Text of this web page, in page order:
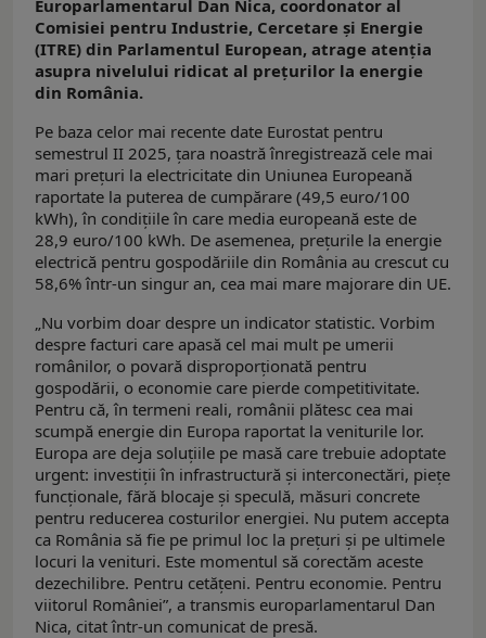
Europarlamentarul Dan Nica, coordonator al
Comisiei pentru Industrie, Cercetare și Energie
(ITRE) din Parlamentul European, atrage atenția
asupra nivelului ridicat al prețurilor la energie
din România.
Pe baza celor mai recente date Eurostat pentru
semestrul II 2025, țara noastră înregistrează cele mai
mari prețuri la electricitate din Uniunea Europeană
raportate la puterea de cumpărare (49,5 euro/100
kWh), în condițiile în care media europeană este de
28,9 euro/100 kWh. De asemenea, prețurile la energie
electrică pentru gospodăriile din România au crescut cu
58,6% într-un singur an, cea mai mare majorare din UE.
„Nu vorbim doar despre un indicator statistic. Vorbim
despre facturi care apasă cel mai mult pe umerii
românilor, o povară disproporționată pentru
gospodării, o economie care pierde competitivitate.
Pentru că, în termeni reali, românii plătesc cea mai
scumpă energie din Europa raportat la veniturile lor.
Europa are deja soluțiile pe masă care trebuie adoptate
urgent: investiții în infrastructură și interconectări, piețe
funcționale, fără blocaje și speculă, măsuri concrete
pentru reducerea costurilor energiei. Nu putem accepta
ca România să fie pe primul loc la prețuri și pe ultimele
locuri la venituri. Este momentul să corectăm aceste
dezechilibre. Pentru cetățeni. Pentru economie. Pentru
viitorul României”, a transmis europarlamentarul Dan
Nica, citat într-un comunicat de presă.